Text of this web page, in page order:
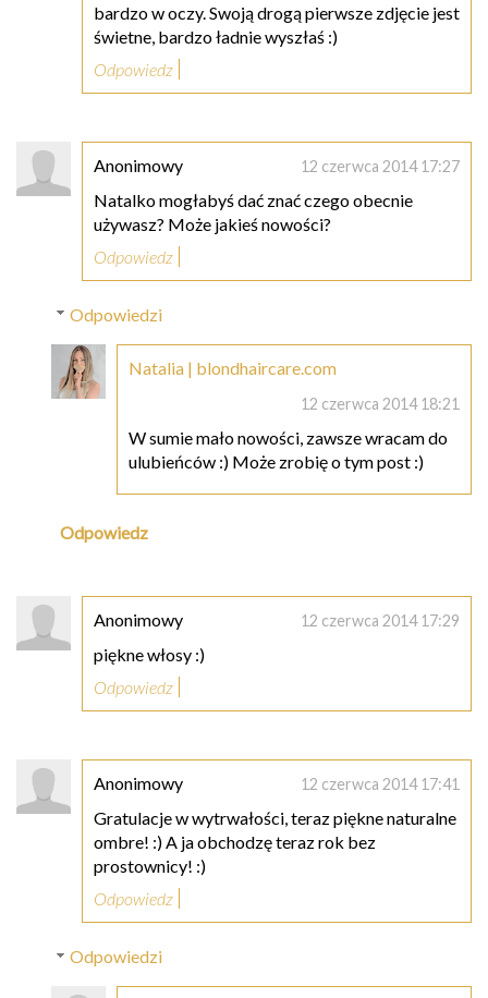
bardzo w oczy. Swoją drogą pierwsze zdjęcie jest
świetne, bardzo ładnie wyszłaś :)
Odpowiedz
Anonimowy 12 czerwca 2014 17:27
Natalko mogłabyś dać znać czego obecnie
używasz? Może jakieś nowości?
Odpowiedz
Odpowiedzi
Natalia | blondhaircare.com
12 czerwca 2014 18:21
W sumie mało nowości, zawsze wracam do
ulubieńców :) Może zrobię o tym post :)
Odpowiedz
Anonimowy 12 czerwca 2014 17:29
piękne włosy :)
Odpowiedz
Anonimowy 12 czerwca 2014 17:41
Gratulacje w wytrwałości, teraz piękne naturalne
ombre! :) A ja obchodzę teraz rok bez
prostownicy! :)
Odpowiedz
Odpowiedzi